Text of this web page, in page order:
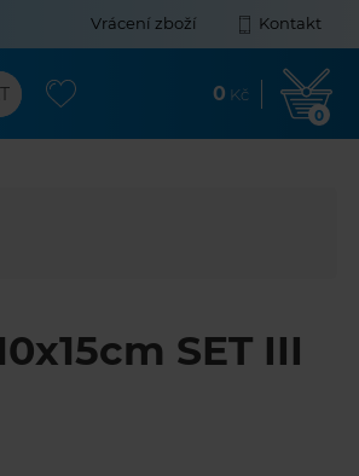
Vrácení zboží Kontakt
0 Kč
0
SET III